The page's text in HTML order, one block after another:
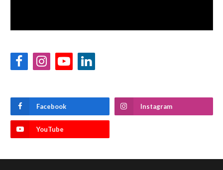
FacebookInstagramYouTubeLinkedIn
Facebook Instagram
YouTube